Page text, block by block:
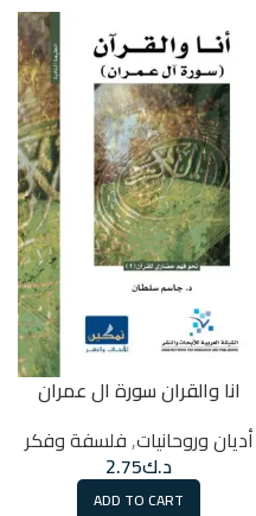
انا والقران سورة ال عمران
أديان وروحانيات,فلسفة وفكر
د.ك2.75
ADD TO CART